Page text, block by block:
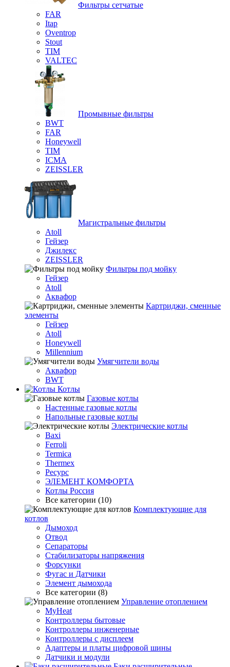
Фильтры сетчатые
FAR
Itap
Oventrop
Stout
TIM
VALTEC
Промывные фильтры
BWT
FAR
Honeywell
TIM
ICMA
ZEISSLER
Магистральные фильтры
Atoll
Гейзер
Джилекс
ZEISSLER
Фильтры под мойку
Гейзер
Atoll
Аквафор
Картриджи, сменные
элементы
Гейзер
Atoll
Honeywell
Millennium
Умягчители воды
Аквафор
BWT
Котлы
Гaзовые котлы
Настенные газовые котлы
Напольные газовые котлы
Электрические котлы
Baxi
Ferroli
Termica
Thermex
Ресурс
ЭЛЕМЕНТ КОМФОРТА
Котлы Россия
Все категории (10)
Комплектующие для
котлов
Дымоход
Отвод
Сепараторы
Стабилизаторы напряжения
Форсунки
Фугас и Датчики
Элемент дымохода
Все категории (8)
Управление отоплением
MyHeat
Контроллеры бытовые
Контроллеры инженерные
Контроллеры с дисплеем
Адаптеры и платы цифровой шины
Датчики и модули